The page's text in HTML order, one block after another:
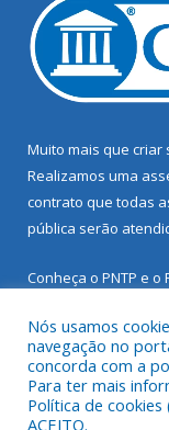
Muito mais que criar
Realizamos uma
contrato que todas
pública serão
Conheça o PNTP e o
Todos os direitos
Nós usamos
navegação no
concorda com a
Para ter mais
Política de cookies
ACEITO.